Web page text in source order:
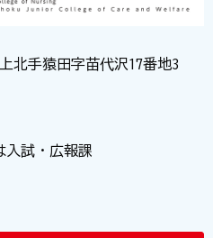
北手猿田字苗代沢17番地3
入試・広報課